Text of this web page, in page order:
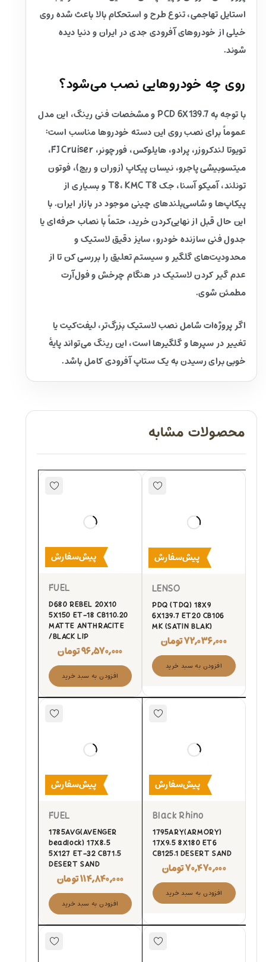
استایل تهاجمی، تنوع طرح و استحکام بالا باعث شده روی
خیلی از خودروهای آفرودی جدی در ایران و دنیا دیده
شوند.
روی چه خودروهایی نصب می‌شود؟
با توجه به PCD 6X139.7 و مشخصات فنی رینگ، این مدل
عموماً برای نصب روی این دسته خودروها مناسب است:
تویوتا لندکروزر، پرادو، هایلوکس، فورچونر، FJ Cruiser،
میتسوبیشی پاجرو، نیسان پیکاپ (زوران و ریچ)، فوتون
تونلند، آمیکو آسنا، جک T8، KMC T8 و بسیاری از
پیکاپ‌ها و شاسی‌بلندهای چینی موجود در بازار ایران. با
این حال قبل از نهایی‌کردن خرید، حتماً با نصاب حرفه‌ای یا
جدول فنی سازنده خودرو، سایز دقیق لاستیک و
محدودیت‌های گلگیر و سیستم تعلیق را بررسی کن تا از
عدم گیر کردن لاستیک در هنگام چرخش و فول‌آرت
مطمئن شوی.
اگر پروژه‌ات شامل نصب لاستیک بزرگ‌تر، لیفت‌کیت یا
تغییر در سپرها و گلگیرها است، این رینگ می‌تواند پایهٔ
خوبی برای رسیدن به یک ستاپ آفرودی کامل باشد.
محصولات مشابه
پیش‌سفارش
LENSO
PDQ (TDQ) 18X9
6X139.7 ET20 CB106
MK (SATIN BLAK)
۷۲,۰۳۶,۰۰۰تومان
افزودن به سبد خرید
پیش‌سفارش
FUEL
D680 REBEL 20X10
5X150 ET-18 CB110.20
MATTE ANTHRACITE
/BLACK LIP
۹۶,۵۷۰,۰۰۰تومان
افزودن به سبد خرید
پیش‌سفارش
Black Rhino
1795ARY(ARMORY)
17X9.5 8X180 ET6
CB125.1 DESERT SAND
۷۰,۴۷۰,۰۰۰تومان
افزودن به سبد خرید
پیش‌سفارش
FUEL
1785AVG(AVENGER
beadlock) 17X8.5
5X127 ET-32 CB71.5
DESERT SAND
۱۱۴,۸۴۰,۰۰۰تومان
افزودن به سبد خرید